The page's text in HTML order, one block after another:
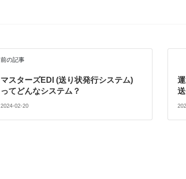
前の記事
マスターズEDI (送り状発行システム)
ってどんなシステム？
2024-02-20